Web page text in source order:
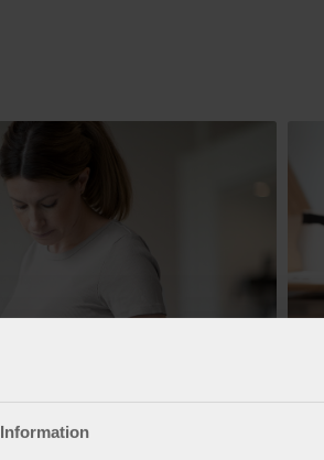
Information